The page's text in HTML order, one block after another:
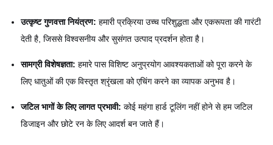
उत्कृष्ट गुणवत्ता नियंत्रण: हमारी प्रक्रिया उच्च परिशुद्धता और एकरूपता की गारंटी
देती है, जिससे विश्वसनीय और सुसंगत उत्पाद प्रदर्शन होता है।
सामग्री विशेषज्ञता: हमारे पास विशिष्ट अनुप्रयोग आवश्यकताओं को पूरा करने के
लिए धातुओं की एक विस्तृत श्रृंखला को एचिंग करने का व्यापक अनुभव है।
जटिल भागों के लिए लागत प्रभावी: कोई महंगा हार्ड टूलिंग नहीं होने से हम जटिल
डिजाइन और छोटे रन के लिए आदर्श बन जाते हैं।